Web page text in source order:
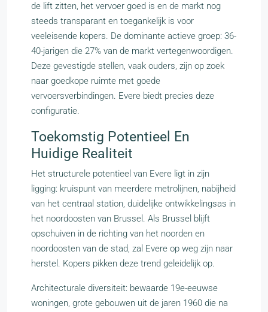
de lift zitten, het vervoer goed is en de markt nog
steeds transparant en toegankelijk is voor
veeleisende kopers. De dominante actieve groep: 36-
40-jarigen die 27% van de markt vertegenwoordigen.
Deze gevestigde stellen, vaak ouders, zijn op zoek
naar goedkope ruimte met goede
vervoersverbindingen. Evere biedt precies deze
configuratie.
Toekomstig Potentieel En
Huidige Realiteit
Het structurele potentieel van Evere ligt in zijn
ligging: kruispunt van meerdere metrolijnen, nabijheid
van het centraal station, duidelijke ontwikkelingsas in
het noordoosten van Brussel. Als Brussel blijft
opschuiven in de richting van het noorden en
noordoosten van de stad, zal Evere op weg zijn naar
herstel. Kopers pikken deze trend geleidelijk op.
Architecturale diversiteit: bewaarde 19e-eeuwse
woningen, grote gebouwen uit de jaren 1960 die na